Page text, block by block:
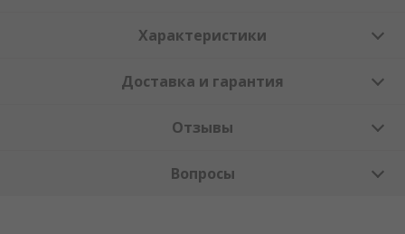
Характеристики
Доставка и гарантия
Отзывы
Вопросы